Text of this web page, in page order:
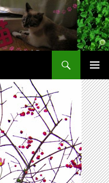
メインメ
ニュー